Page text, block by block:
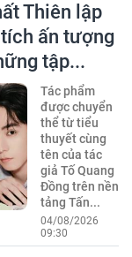
Thiên lập
ấn tượng
tập...
Tác phẩm
được chuyển
thể từ tiểu
thuyết cùng
tên của tác
giả Tố Quang
Đồng trên nền
tảng Tấn...
04/08/2026
09:30